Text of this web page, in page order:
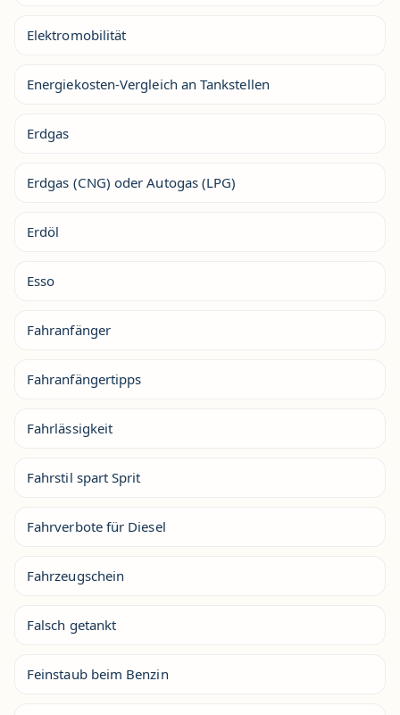
Elektromobilität
Energiekosten-Vergleich an Tankstellen
Erdgas
Erdgas (CNG) oder Autogas (LPG)
Erdöl
Esso
Fahranfänger
Fahranfängertipps
Fahrlässigkeit
Fahrstil spart Sprit
Fahrverbote für Diesel
Fahrzeugschein
Falsch getankt
Feinstaub beim Benzin